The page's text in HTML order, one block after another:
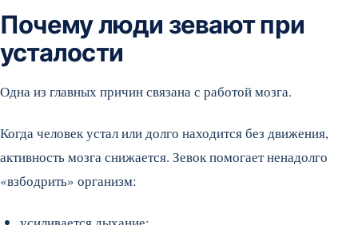
Почему люди зевают при
усталости
Одна из главных причин связана с работой мозга.
Когда человек устал или долго находится без движения,
активность мозга снижается. Зевок помогает ненадолго
«взбодрить» организм: